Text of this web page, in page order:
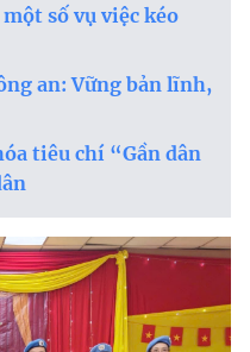
số vụ việc kéo
an: Vững bản lĩnh,
tiêu chí “Gần dân